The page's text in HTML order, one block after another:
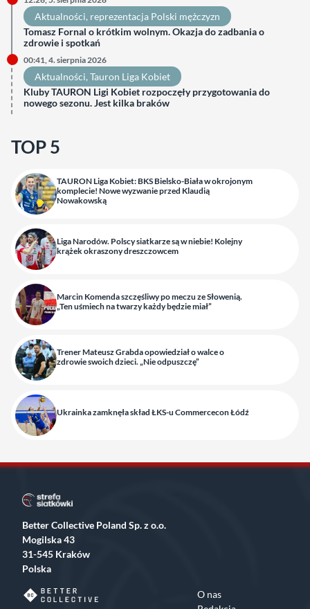
Aktualności, reprezentacja Polski mężczyzn
Tomasz Fornal o krótkim wolnym. Okazja do zadbania o
zdrowie i spotkań
00:41, 4. sierpnia 2026
Aktualności, Tauron Liga Kobiet
Kluby TAURON Ligi Kobiet rozpoczęły przygotowania do
nowego sezonu. Jest kilka braków
TOP 5
TAURON Liga Kobiet: BKS Bielsko-Biała w okrojonym
komplecie! Nowe wyzwanie przed Klaudią
Nowakowską
Liga Narodów. Polscy siatkarze są w niebie! Kolejny
krążek okraszony dreszczowcem
Marcin Komenda szczęśliwy po meczu ze Słowenią.
„Ten uśmiech na twarzy każdy będzie miał”
Trener Mateusz Grabda opowiedział o walce o
zdrowie swoich dzieci. „Nie odpuszczę”
Ukrainka zamknęła skład ŁKS-u Commercecon Łódź
Better Collective Poland Sp. z o.o.
Mogilska 43
31-545 Kraków
Polska
O nas